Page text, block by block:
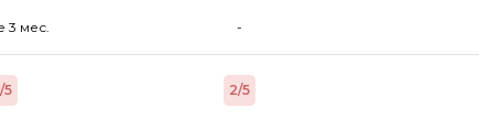
3 мес. -
5 2/5